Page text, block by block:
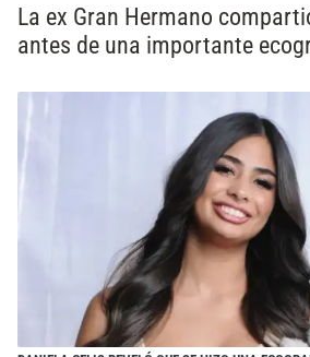
La ex Gran Hermano
antes de una importante